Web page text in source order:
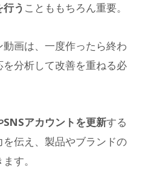
う ことももちろん重要。
画は、一度作ったら終わ
分析して改善を重ねる必
アカウントを更新する
伝え、製品やブランドの
す。